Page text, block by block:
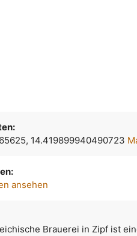
14.419899940490723
ansehen
Brauerei in Zipf ist